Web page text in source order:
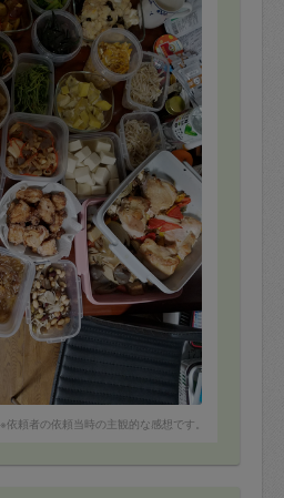
※依頼者の依頼当時の主観的な感想です。